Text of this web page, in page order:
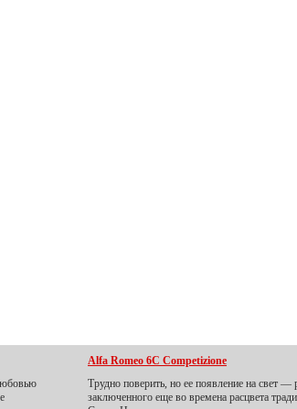
Alfa Romeo 6C Competizione
Трудно поверить, но ее появление на свет —
заключенного еще во времена расцвета